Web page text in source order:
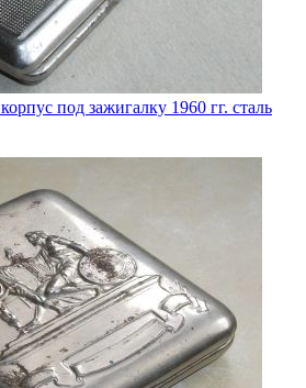
под зажигалку 1960 гг. сталь